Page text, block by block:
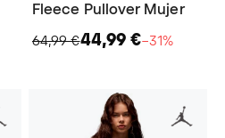
Fleece Pullover Mujer
64,99 €44,99 €−31%